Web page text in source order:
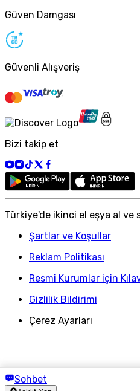
Sohbet
Güven Damgası
Güvenli Alışveriş
Bizi takip et
Türkiye'de ikinci el eşya al ve
Şartlar ve Koşullar
Reklam Politikası
Resmi Kurumlar için
Gizlilik Bildirimi
Çerez Ayarları